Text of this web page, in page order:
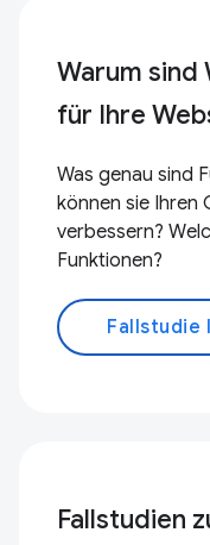
Warum sind
für Ihre
Was genau sind
können sie Ihren
verbessern?
Funktionen?
Fallstudie
Fallstudien